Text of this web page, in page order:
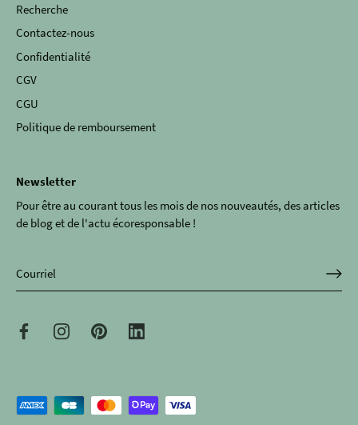
Recherche
Contactez-nous
Confidentialité
CGV
CGU
Politique de remboursement
Newsletter
Pour être au courant tous les mois de nos nouveautés, des articles
de blog et de l'actu écoresponsable !